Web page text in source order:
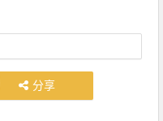
分享